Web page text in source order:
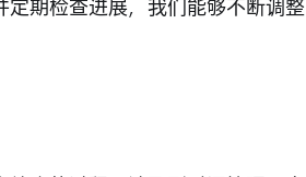
期检查进展，我们能够不断调整